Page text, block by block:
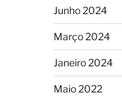
Junho 2024
Março 2024
Janeiro 2024
Maio 2022